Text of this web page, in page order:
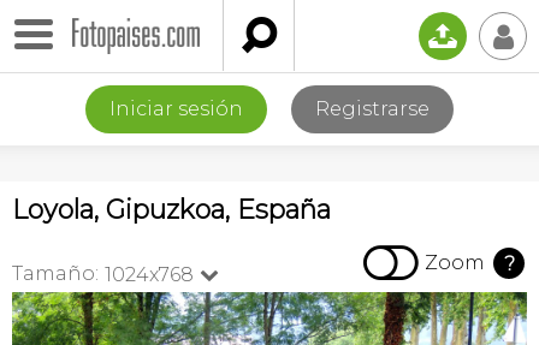
 📤 👤
Iniciar sesión Registrarse
Loyola, Gipuzkoa, España
Tamaño: 1024x768   Zoom ?